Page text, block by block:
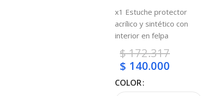
x1 Estuche protector
acrílico y sintético con
interior en felpa
$172.317
$ 140.000
COLOR